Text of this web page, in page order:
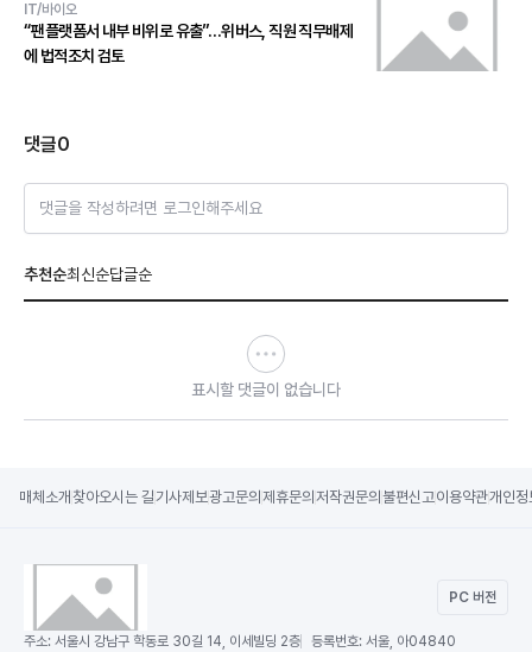
IT/바이오
“팬플랫폼서 내부 비위로 유출”…위버스, 직원 직무배제
에 법적조치 검토
댓글0
댓글을 작성하려면 로그인해주세요
추천순최신순답글순
표시할 댓글이 없습니다
매체소개 찾아오시는 길기사제보광고문의 제휴문의 저작권문의 불편신고이용약관개인정
PC 버전
주소: 서울시 강남구 학동로 30길 14, 이세빌딩 2층 등록번호: 서울, 아04840